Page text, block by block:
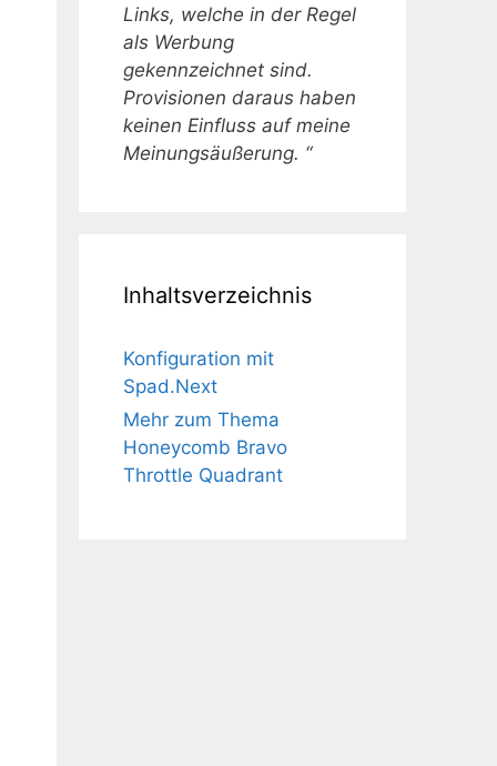
Links, welche in der Regel
als Werbung
gekennzeichnet sind.
Provisionen daraus haben
keinen Einfluss auf meine
Meinungsäußerung. “
Inhaltsverzeichnis
Konfiguration mit
Spad.Next
Mehr zum Thema
Honeycomb Bravo
Throttle Quadrant